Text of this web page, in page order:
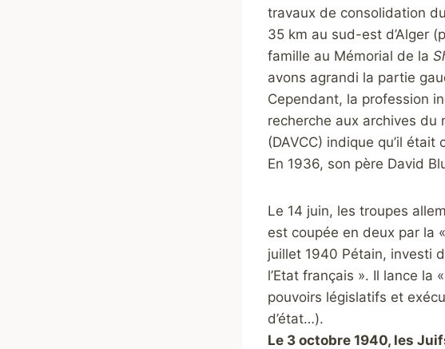
travaux de consolidation
35 km au sud-est d’Alger
famille au Mémorial de la
avons agrandi la partie
Cependant, la profession
recherche aux archives du
(DAVCC) indique qu’il
En 1936, son père David
Le 14 juin, les troupes
est coupée en deux par la
juillet 1940 Pétain, investi
l’Etat français ». Il lance
pouvoirs législatifs et
d’état…).
Le 3 octobre 1940, les